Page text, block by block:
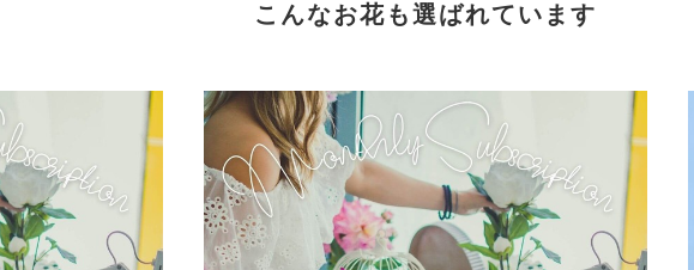
こんなお花も選ばれています